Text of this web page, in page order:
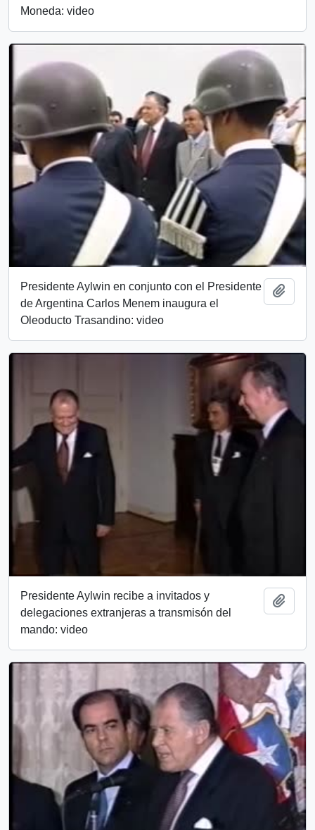
Moneda: video
Presidente Aylwin en conjunto con el Presidente
de Argentina Carlos Menem inaugura el
Oleoducto Trasandino: video
Presidente Aylwin recibe a invitados y
delegaciones extranjeras a transmisón del
mando: video